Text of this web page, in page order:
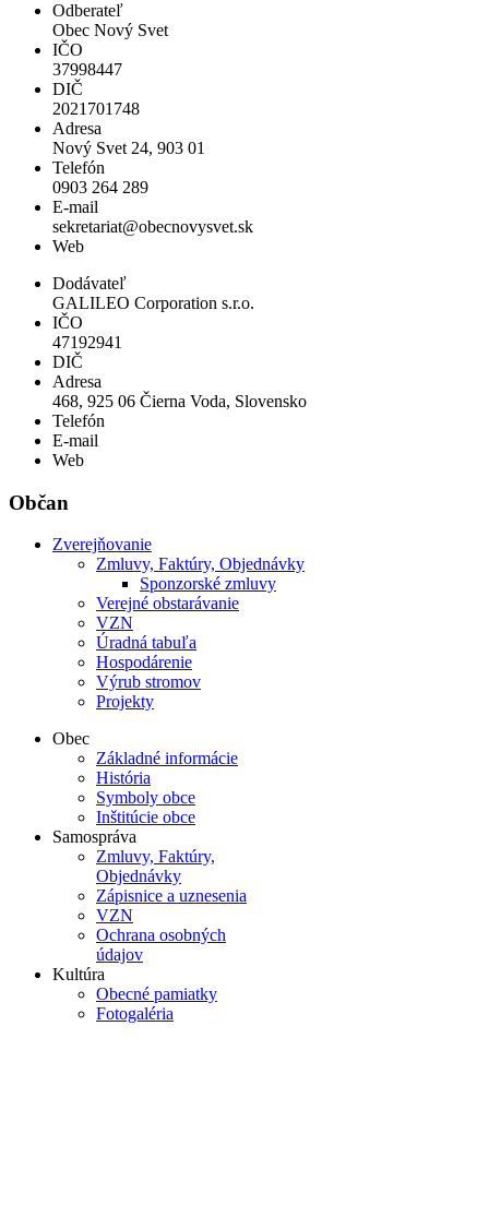
Odberateľ
Obec Nový Svet
IČO
37998447
DIČ
2021701748
Adresa
Nový Svet 24, 903 01
Telefón
0903 264 289
E-mail
sekretariat@obecnovysvet.sk
Web
Dodávateľ
GALILEO Corporation s.r.o.
IČO
47192941
DIČ
Adresa
468, 925 06 Čierna Voda, Slovensko
Telefón
E-mail
Web
Občan
Zverejňovanie
Zmluvy, Faktúry, Objednávky
Sponzorské zmluvy
Verejné obstarávanie
VZN
Úradná tabuľa
Hospodárenie
Výrub stromov
Projekty
Obec
Základné informácie
História
Symboly obce
Inštitúcie obce
Samospráva
Zmluvy, Faktúry,
Objednávky
Zápisnice a uznesenia
VZN
Ochrana osobných
údajov
Kultúra
Obecné pamiatky
Fotogaléria